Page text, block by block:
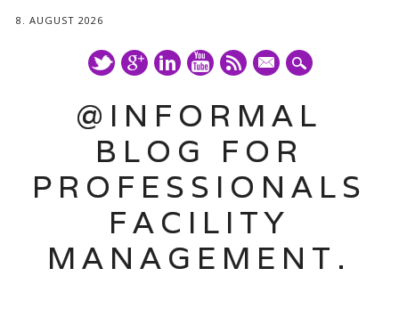
8. AUGUST 2026
mail
@INFORMAL
BLOG FOR
PROFESSIONALS
FACILITY
MANAGEMENT.